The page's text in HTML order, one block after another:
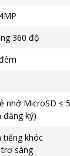
360 độ
nhớ MicroSD ≤
đăng ký)
tiếng khóc
sáng